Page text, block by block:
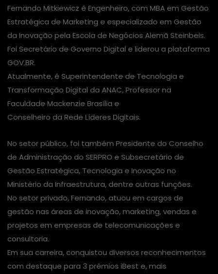
Fernando Mitkiewicz é Engenheiro, com MBA em Gestão
Estratégica de Marketing e especializado em Gestão
da Inovação pela Escola de Negócios Alemã Steinbeis.
Foi Secretário de Governo Digital e liderou a plataforma
GOV.BR.
Atualmente, é Superintendente de Tecnologia e
Transformação Digital da ANAC, Professor na
Faculdade Mackenzie Brasília e
Conselheiro da Rede Líderes Digitais.
No setor público, foi também Presidente do Conselho
de Administração do SERPRO e Subsecretário de
Gestão Estratégica, Tecnologia e Inovação no
Ministério da Infraestrutura, dentre outras funções.
No setor privado, Fernando, atuou em cargos de
gestão nas áreas de inovação, marketing, vendas e
projetos em empresas de telecomunicações e
consultoria.
Em sua carreira, conquistou diversos reconhecimentos
com destaque para 3 prêmios iBest e, mais